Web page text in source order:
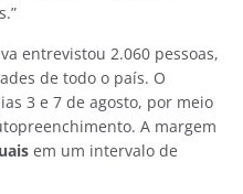
entrevistou 2.060 pessoas,
de todo o país. O
3 e 7 de agosto, por meio
A margem
em um intervalo de